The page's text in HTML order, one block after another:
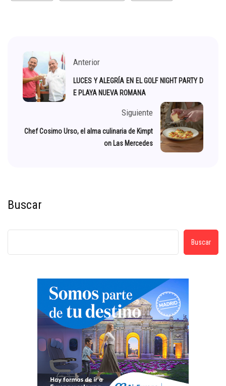
Anterior
LUCES Y ALEGRÍA EN EL GOLF NIGHT PARTY D
E PLAYA NUEVA ROMANA
Siguiente
Chef Cosimo Urso, el alma culinaria de Kimpt
on Las Mercedes
Buscar
Buscar